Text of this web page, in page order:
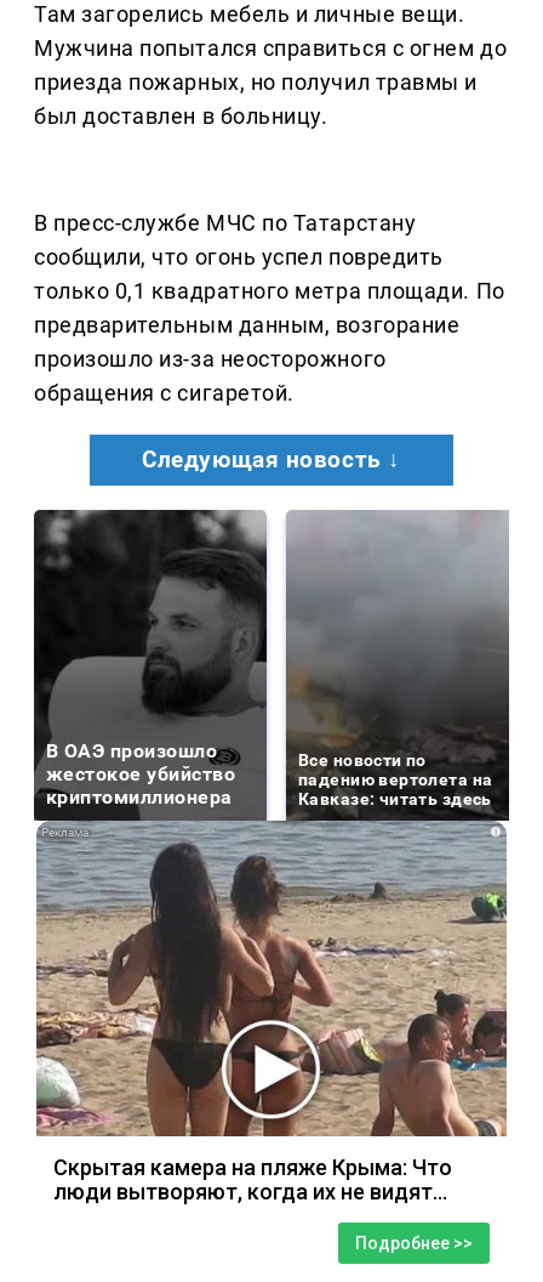
Там загорелись мебель и личные вещи.
Мужчина попытался справиться с огнем до
приезда пожарных, но получил травмы и
был доставлен в больницу.
В пресс-службе МЧС по Татарстану
сообщили, что огонь успел повредить
только 0,1 квадратного метра площади. По
предварительным данным, возгорание
произошло из-за неосторожного
обращения с сигаретой.
Следующая новость ↓
В ОАЭ произошло
жестокое убийство
криптомиллионера
Все новости по
падению вертолета на
Кавказе: читать здесь
i
Скрытая камера на пляже Крыма: Что
люди вытворяют, когда их не видят...
Подробнее >>